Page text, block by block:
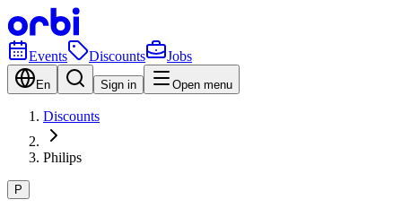
Events Discounts Jobs
En Sign in Open menu
Discounts
Philips
P